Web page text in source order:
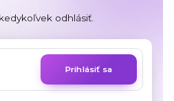
odhlásiť.
Prihlásiť sa